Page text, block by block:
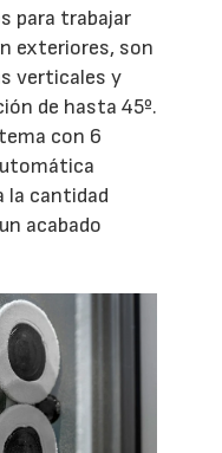
para trabajar
exteriores, son
verticales y
de hasta 45º.
con 6
la cantidad
acabado